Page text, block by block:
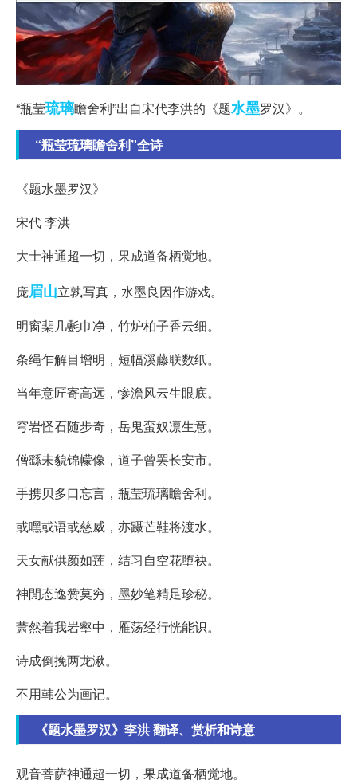
“瓶莹琉璃瞻舍利”出自宋代李洪的《题水墨罗汉》。
“瓶莹琉璃瞻舍利”全诗
《题水墨罗汉》
宋代 李洪
大士神通超一切，果成道备栖觉地。
庞眉山立孰写真，水墨良因作游戏。
明窗棐几氎巾净，竹炉柏子香云细。
条绳乍解目增明，短幅溪藤联数纸。
当年意匠寄高远，惨澹风云生眼底。
穹岩怪石随步奇，岳鬼蛮奴凛生意。
僧繇未貌锦幪像，道子曾罢长安市。
手携贝多口忘言，瓶莹琉璃瞻舍利。
或嘿或语或慈威，亦蹑芒鞋将渡水。
天女献供颜如莲，结习自空花堕袂。
神閒态逸赞莫穷，墨妙笔精足珍秘。
萧然着我岩壑中，雁荡经行恍能识。
诗成倒挽两龙湫。
不用韩公为画记。
《题水墨罗汉》李洪 翻译、赏析和诗意
观音菩萨神通超一切，果成道备栖觉地。